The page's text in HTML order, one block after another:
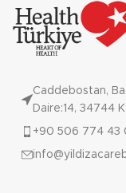
Caddebostan,
Daire:14, 34744
+90 506 774 43